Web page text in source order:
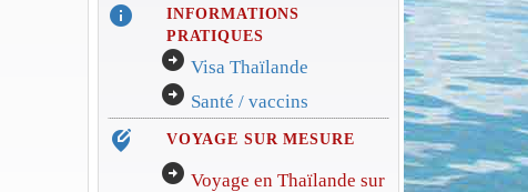
info
INFORMATIONS
PRATIQUES
arrow_circle_right Visa Thaïlande
arrow_circle_right Santé / vaccins
edit_location_alt VOYAGE SUR MESURE
arrow_circle_right Voyage en Thaïlande sur